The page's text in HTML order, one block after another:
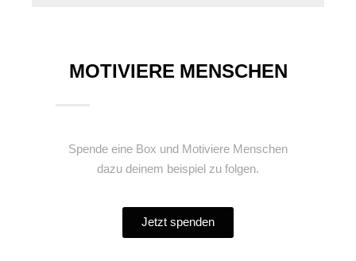
MOTIVIERE MENSCHEN
Spende eine Box und Motiviere Menschen
dazu deinem beispiel zu folgen.
Jetzt spenden